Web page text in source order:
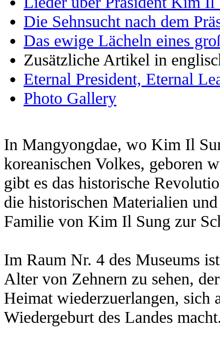
Die Sehnsucht nach dem
Das ewige Lächeln eines
Zusätzliche Artikel in
Eternal President, Eternal
Photo Gallery
In Mangyongdae, wo Kim Il
koreanischen Volkes, geboren
gibt es das historische
die historischen Materialien
Familie von Kim Il Sung zur
Im Raum Nr. 4 des Museums
Alter von Zehnern zu sehen,
Heimat wiederzuerlangen, sich
Wiedergeburt des Landes